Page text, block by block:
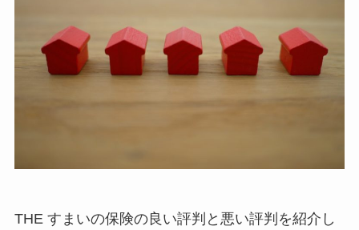
THE すまいの保険の良い評判と悪い評判を紹介し